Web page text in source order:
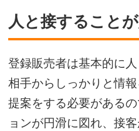
人と接すること
登録販売者は基本的に人
相手からしっかりと情
提案をする必要がある
ョンが円滑に図れ、接